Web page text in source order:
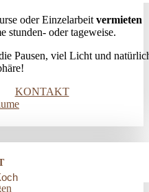
oder Einzelarbeit vermieten
stunden- oder tageweise.
Pausen, viel Licht und
KONTAKT